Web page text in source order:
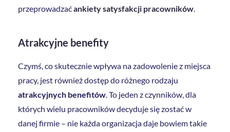
przeprowadzaćankiety satysfakcji pracowników.
Atrakcyjne benefity
Czymś, co skutecznie wpływa na zadowolenie z miejsca
pracy, jest również dostęp do różnego rodzaju
atrakcyjnych benefitów. To jeden z czynników, dla
których wielu pracowników decyduje się zostać w
danej firmie – nie każda organizacja daje bowiem takie